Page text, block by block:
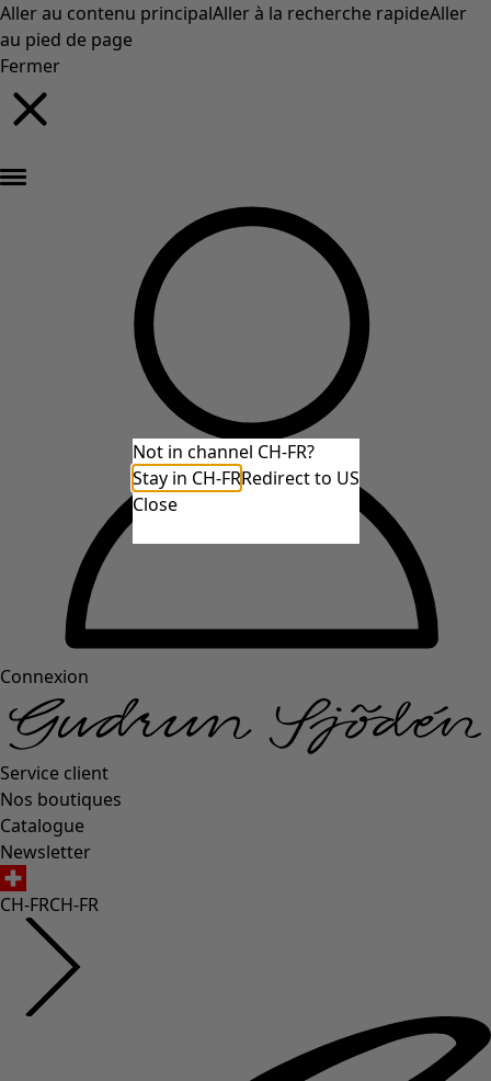
Aller au contenu principalAller à la recherche rapideAller
au pied de page
Fermer
Connexion
Service client
Nos boutiques
Catalogue
Newsletter
CH-FRCH-FR
Not in channel CH-FR?
Stay in CH-FRRedirect to US
Close